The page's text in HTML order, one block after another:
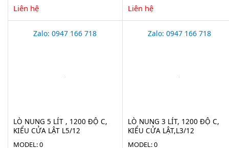
Liên hệ Liên hệ
Zalo: 0947 166 718
LÒ NUNG 5 LÍT , 1200 ĐỘ C,
KIỂU CỬA LẬT L5/12
MODEL: 0
Zalo: 0947 166 718
LÒ NUNG 3 LÍT, 1200 ĐỘ C,
KIỂU CỬA LẬT,L3/12
MODEL: 0